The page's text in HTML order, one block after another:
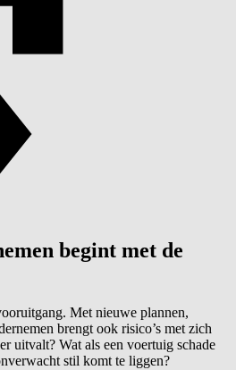
begint met de
Met nieuwe plannen,
brengt ook risico’s met zich
uitvalt? Wat als een voertuig schade
stil komt te liggen?